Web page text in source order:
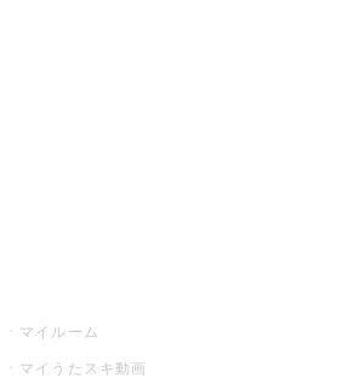
マイルーム
マイうたスキ動画